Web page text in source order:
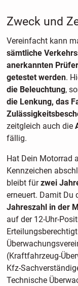
Zweck und
Vereinfacht kann
sämtliche
anerkannten
getestet werden.
die Beleuchtung,
die Lenkung, das
zeitgleich auch die
fällig.
Hat Dein Motorrad
Kennzeichen
bleibt fürzwei
erneuert. Damit Du
Jahreszahl in der
auf der 12-Uhr-
(Kraftfahrzeug-
Kfz-
Technische